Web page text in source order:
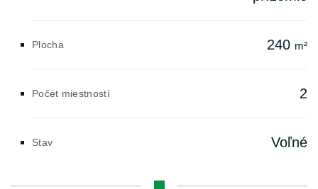
Plocha 240 m²
Počet miestností 2
Stav Voľné